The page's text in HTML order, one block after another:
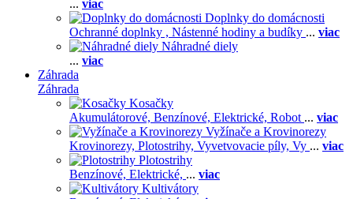
... viac
Doplnky do domácnosti
Ochranné doplnky , Nástenné hodiny a budíky ... viac
Náhradné diely
... viac
Záhrada
Záhrada
Kosačky
Akumulátorové, Benzínové, Elektrické, Robot ... viac
Vyžínače a Krovinorezy
Krovinorezy, Plotostrihy, Vyvetvovacie píly, Vy ... viac
Plotostrihy
Benzínové, Elektrické, ... viac
Kultivátory